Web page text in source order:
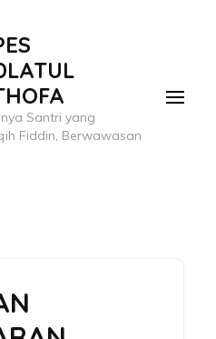
Santri yang
Fiddin, Berwawasan